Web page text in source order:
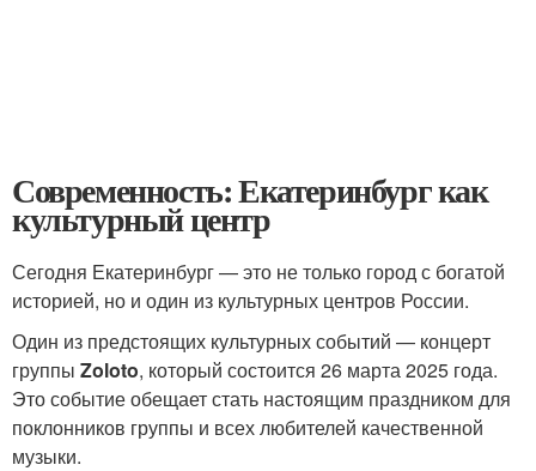
Современность: Екатеринбург как
культурный центр
Сегодня Екатеринбург — это не только город с богатой
историей, но и один из культурных центров России.
Один из предстоящих культурных событий — концерт
группы Zoloto, который состоится 26 марта 2025 года.
Это событие обещает стать настоящим праздником для
поклонников группы и всех любителей качественной
музыки.